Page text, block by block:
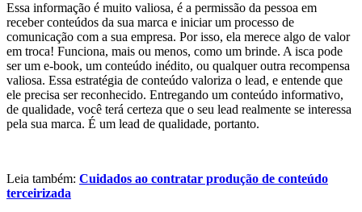
Essa informação é muito valiosa, é a permissão da pessoa em
receber conteúdos da sua marca e iniciar um processo de
comunicação com a sua empresa. Por isso, ela merece algo de valor
em troca! Funciona, mais ou menos, como um brinde. A isca pode
ser um e-book, um conteúdo inédito, ou qualquer outra recompensa
valiosa. Essa estratégia de conteúdo valoriza o lead, e entende que
ele precisa ser reconhecido. Entregando um conteúdo informativo,
de qualidade, você terá certeza que o seu lead realmente se interessa
pela sua marca. É um lead de qualidade, portanto.
Leia também: Cuidados ao contratar produção de conteúdo
terceirizada